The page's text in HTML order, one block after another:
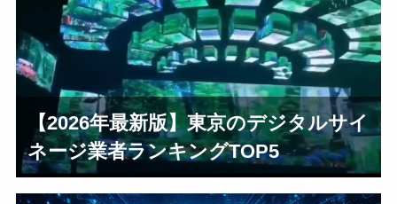
【2026年最新版】東京のデジタルサイ
ネージ業者ランキングTOP5